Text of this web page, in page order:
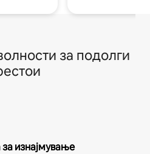
за подолги
изнајмување